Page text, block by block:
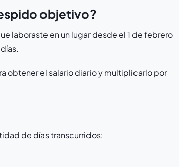
objetivo?
laboraste en un lugar desde el 1 de febrero
obtener el salario diario y multiplicarlo por
de días transcurridos: